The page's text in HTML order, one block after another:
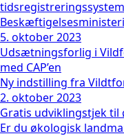
5. oktober 2023
Udsætningsforlig i
med CAP’en
Ny indstilling fra
2. oktober 2023
Gratis udviklingstjek til
Er du økologisk